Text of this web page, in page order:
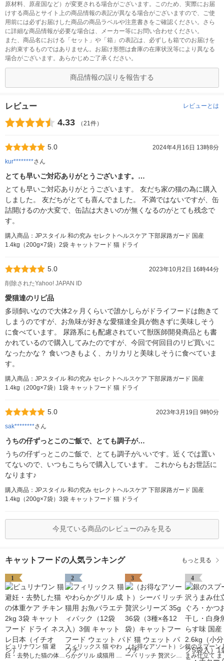
原材料、原産国など）が変更される場合がございます。このため、実際にお届
けする商品とサイト上の商品情報の表記が異なる場合がございますので、ご使
用前には必ずお届けした商品の商品ラベルや注意書きをご確認ください。さら
に詳細な商品情報が必要な場合は、メーカー等にお問い合わせください。
また、商品名における「セット」や「箱」の表記は、必ずしも箱でのお届けを
お約束するものではありません。お届け形態は倉庫の在庫状況等により異なる
場合がございます。あらかじめご了承ください。
商品情報の誤りを報告する
レビュー レビューとは
4.33 （21件）
5.0
2024年4月16日 13時8分
kur********さん
とても早いご対応ありがとうございます。…
とても早いご対応ありがとうございます。 友だち家の猫の為に購入
しました。 友だちがとても喜んでました。 不満ではないですが、缶
詰開けるのか大変で、缶詰は大きいのが無くなるのがとても残念で
す。
購入商品：JPスタイル 和の究み セレクトヘルスケア 下部尿路ガード 国産
1.4kg（200g×7袋）2袋 キャットフード 猫 ドライ
5.0
2023年10月2日 16時44分
削除されたYahoo! JAPAN ID
愛猫達のリピ品
多頭飼いなので大体2ヶ月くらいで誰かしらがドライフードは飽きて
しまうのですが、お魚味が好きな愛猫達全員が飽きずに美味しそう
に食べています。 尿路系にも配慮されていて獣医師開発商品とも書
かれているので購入してみたのですが、今回で何回目のリピ買いに
なったかな？ 食いつきもよく、カリカリと美味しそうに食べていま
す。
購入商品：JPスタイル 和の究み セレクトヘルスケア 下部尿路ガード 国産
1.4kg（200g×7袋）1袋 キャットフード 猫 ドライ
5.0
2023年3月19日 9時0分
sak********さん
うちの仔ずっとこのご飯で、とても調子が…
うちの仔ずっとこのご飯で、とても調子がいいです。近くでは置い
てないので、いつもこちらで購入しています。 これからもお世話に
なります♪
購入商品：JPスタイル 和の究み セレクトヘルスケア 下部尿路ガード 国産
1.4kg（200g×7袋）3袋 キャットフード 猫 ドライ
今見ている商品のレビューのみを見る
キャットフードの人気ランキング もっと見る
1
ピュリナワン 猫 避
妊・去勢した猫の体重
2
フィリックス 猫 やわ
らかグリル 成猫用 お
3
（お得なアソート）シ
ーバ リッチ 贅沢シリ
4
銀のスプーン
まみ仕立て